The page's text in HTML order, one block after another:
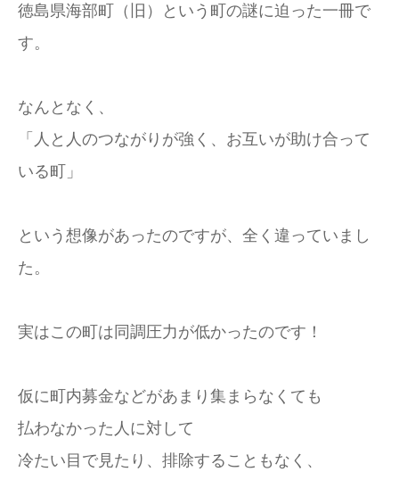
徳島県海部町（旧）という町の謎に迫った一冊で
す。
なんとなく、
「人と人のつながりが強く、お互いが助け合って
いる町」
という想像があったのですが、全く違っていまし
た。
実はこの町は同調圧力が低かったのです！
仮に町内募金などがあまり集まらなくても
払わなかった人に対して
冷たい目で見たり、排除することもなく、